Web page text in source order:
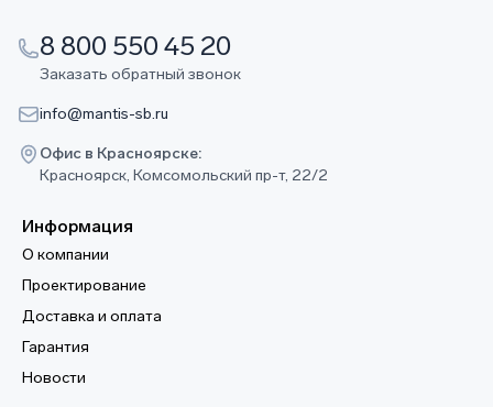
8 800 550 45 20
Заказать обратный звонок
info@mantis-sb.ru
Офис в Красноярске:
Красноярск, Комсомольский пр-т, 22/2
Информация
О компании
Проектирование
Доставка и оплата
Гарантия
Новости